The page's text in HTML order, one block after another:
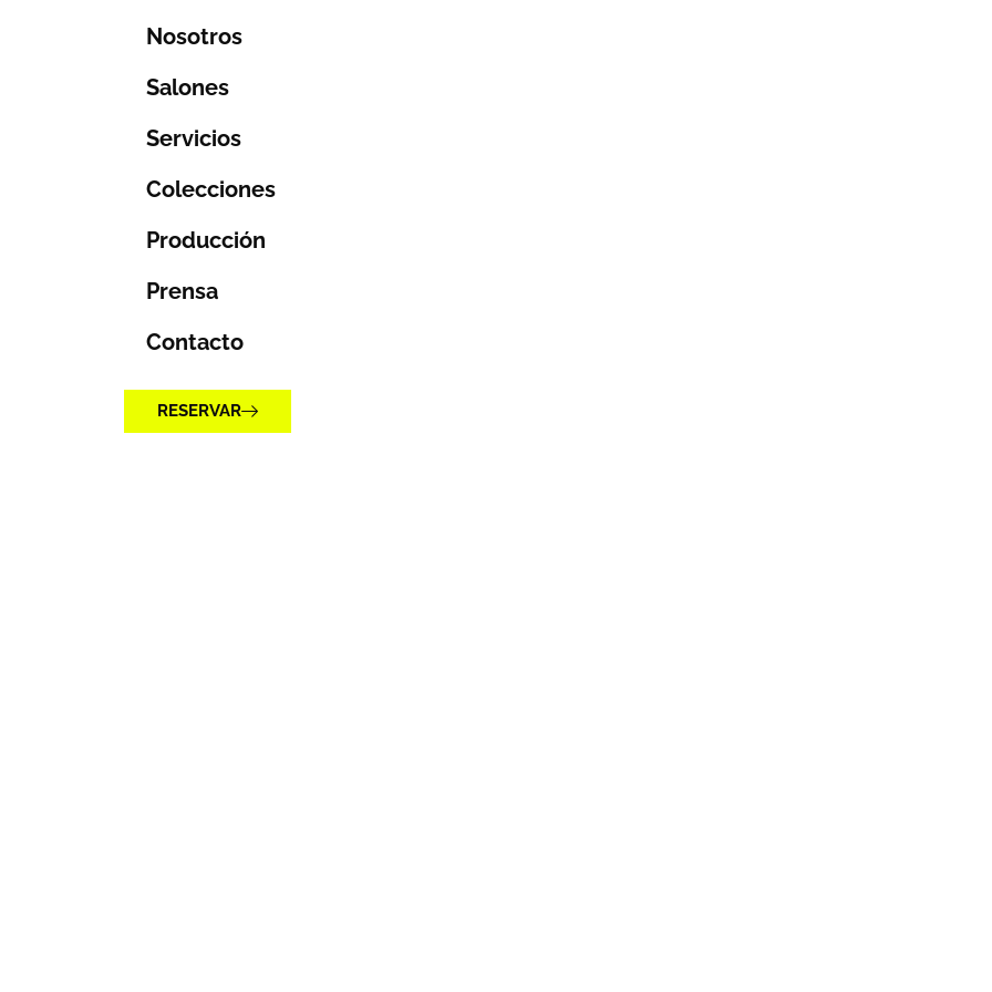
Nosotros
Salones
Servicios
Colecciones
Producción
Prensa
Contacto
RESERVAR